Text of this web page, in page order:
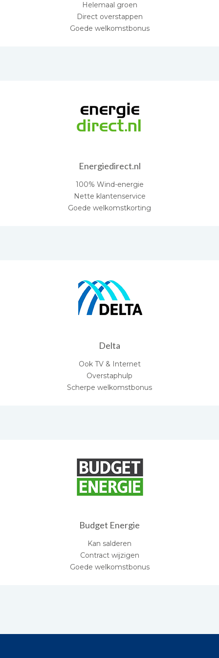
Helemaal groen
Direct overstappen
Goede welkomstbonus
Energiedirect.nl
100% Wind-energie
Nette klantenservice
Goede welkomstkorting
Delta
Ook TV & Internet
Overstaphulp
Scherpe welkomstbonus
Budget Energie
Kan salderen
Contract wijzigen
Goede welkomstbonus